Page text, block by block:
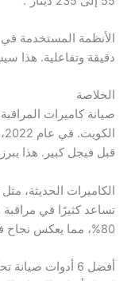
الأنظمة المستخدمة
دقيقة وتفاعلية. هذا
الخلاصة
صيانة كاميرات
قبل فيجل كبير. هذا
الكاميرات الحديثة، مثل
تساعد كثيرًا في
80%، مما يعكس نجاح فيجل كبير في هذا المجال
أفضل 6 أدوات